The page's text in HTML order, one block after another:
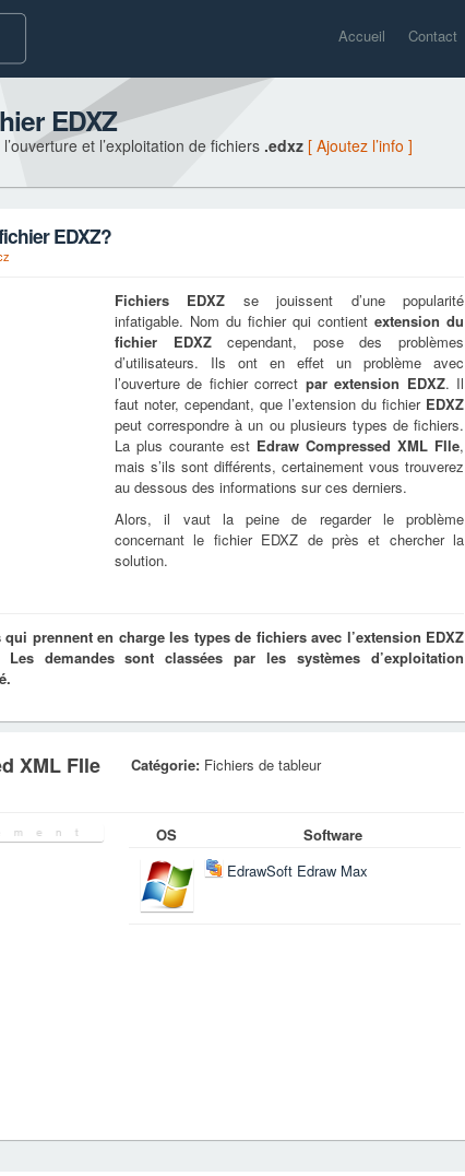
Accueil Contact
EDXZ
et l’exploitation de fichiers .edxz [ Ajoutez l’info ]
EDXZ?
Fichiers EDXZ se jouissent d’une popularité
infatigable. Nom du fichier qui contient extension du
fichier EDXZcependant, pose des problèmes
d’utilisateurs. Ils ont en effet un problème avec
l’ouverture de fichier correct par extension EDXZ. Il
faut noter, cependant, que l’extension du fichier EDXZ
peut correspondre à un ou plusieurs types de fichiers.
La plus courante est Edraw Compressed XML FIle,
mais s’ils sont différents, certainement vous trouverez
au dessous des informations sur ces derniers.
Alors, il vaut la peine de regarder le problème
concernant le fichier EDXZ de près et chercher la
solution.
prennent en charge les types de fichiers avec l’extension EDXZ
demandes sont classées par les systèmes d’exploitation
XML FIle Catégorie: Fichiers de tableur
OS
Software
EdrawSoft Edraw Max